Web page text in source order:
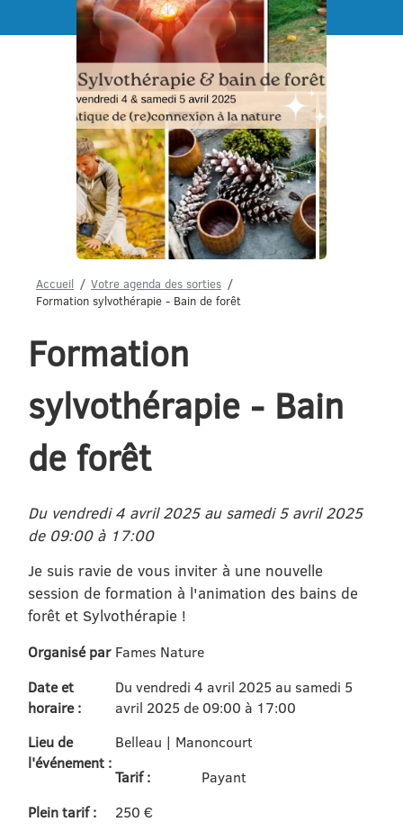
Menu
Accueil
Votre agenda des sorties
Formation sylvothérapie - Bain de forêt
Formation
sylvothérapie - Bain
de forêt
Du vendredi 4 avril 2025 au samedi 5 avril 2025
de 09:00 à 17:00
Je suis ravie de vous inviter à une nouvelle
session de formation à l'animation des bains de
forêt et Sylvothérapie !
Organisé par Fames Nature
Date et
horaire :
Du vendredi 4 avril 2025 au samedi 5
avril 2025 de 09:00 à 17:00
Lieu de
l'événement :
Belleau | Manoncourt
Tarif :
Payant
Plein tarif :
250 €